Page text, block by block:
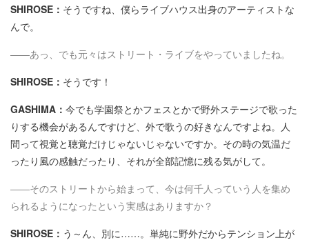
SHIROSE： そうですね、僕らライブハウス出身のアーティストな
んで。
――あっ、でも元々はストリート・ライブをやっていましたね。
SHIROSE： そうです！
GASHIMA： 今でも学園祭とかフェスとかで野外ステージで歌った
りする機会があるんですけど、外で歌うの好きなんですよね。人
間って視覚と聴覚だけじゃないじゃないですか。その時の気温だ
ったり風の感触だったり、それが全部記憶に残る気がして。
――そのストリートから始まって、今は何千人っていう人を集め
られるようになったという実感はありますか？
SHIROSE： う～ん、別に……。単純に野外だからテンション上が